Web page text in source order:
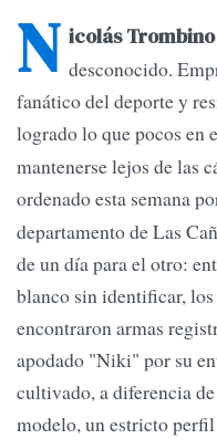
N icolás Trombino
desconocido.
fanático del deporte y
logrado lo que pocos en
mantenerse lejos de las
ordenado esta semana
departamento de Las
de un día para el otro:
blanco sin identificar,
encontraron armas
apodado "Niki" por su
cultivado, a diferencia
modelo, un estricto